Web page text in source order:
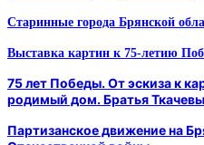
Старинные города Брянской
Выставка картин к 75-летию
75 лет Победы. От эскиза к
родимый дом. Братья Ткачевы
Партизанское движение на